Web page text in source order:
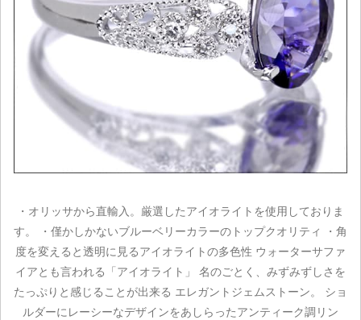
・オリッサから直輸入。厳選したアイオライトを使用しておりま
す。 ・僅かしかないブルーベリーカラーのトップクオリティ ・角
度を変えると透明に見るアイオライトの多色性 ウォーターサファ
イアとも言われる「アイオライト」 名のごとく、みずみずしさを
たっぷりと感じることが出来る エレガントジェムストーン。 ショ
ルダーにレーシーなデザインをあしらったアンティーク調リン